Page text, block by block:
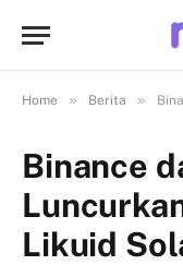
Home » Berita »
Binance
Likuid